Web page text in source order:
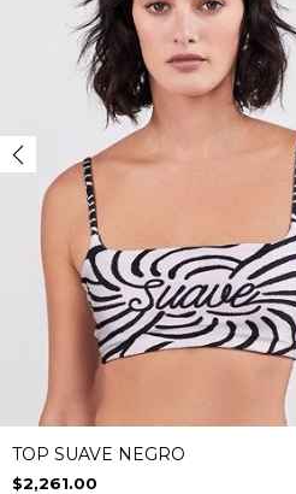
TOP SUAVE NEGRO
$2,261.00